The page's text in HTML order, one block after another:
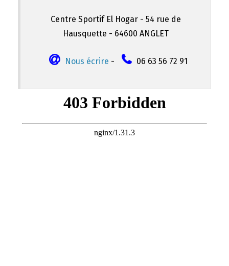
Centre Sportif El Hogar - 54 rue de
Hausquette - 64600 ANGLET
Nous écrire - 06 63 56 72 91